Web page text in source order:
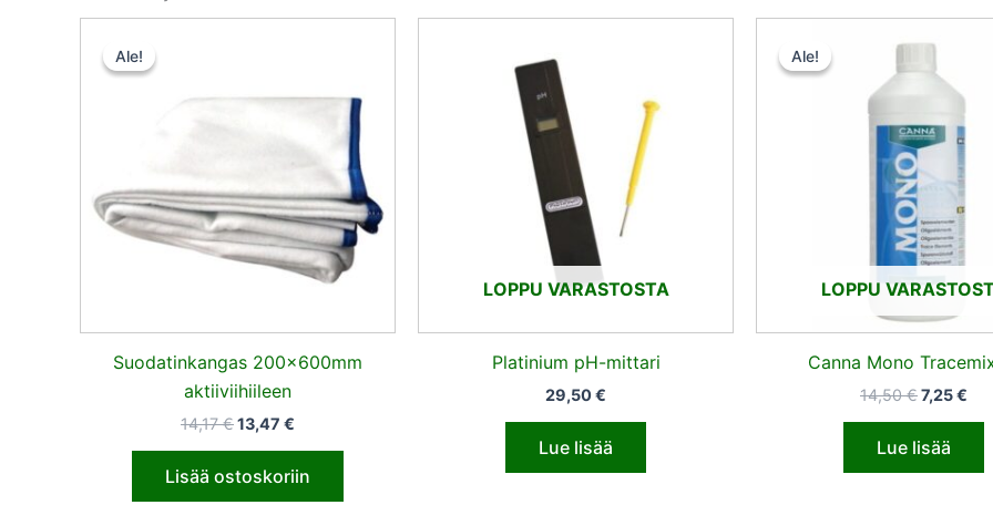
Ale!
Ale!
Suodatinkangas 200x600mm
aktiiviihiileen
14,17€13,47 €
Lisää ostoskoriin
LOPPU VARASTOSTA
Platinium pH-mittari
29,50€
Lue lisää
Ale!
LOPPU
Ale!
Canna Mono
14,50€
hinta
14,50 €.
7,25€
Lue lisää